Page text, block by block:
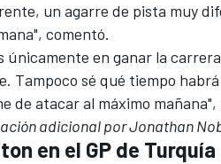
un agarre de pista muy
comentó.
únicamente en ganar la
Tampoco sé qué tiempo
de atacar al máximo
adicional por Jonathan
en el GP de Turquía